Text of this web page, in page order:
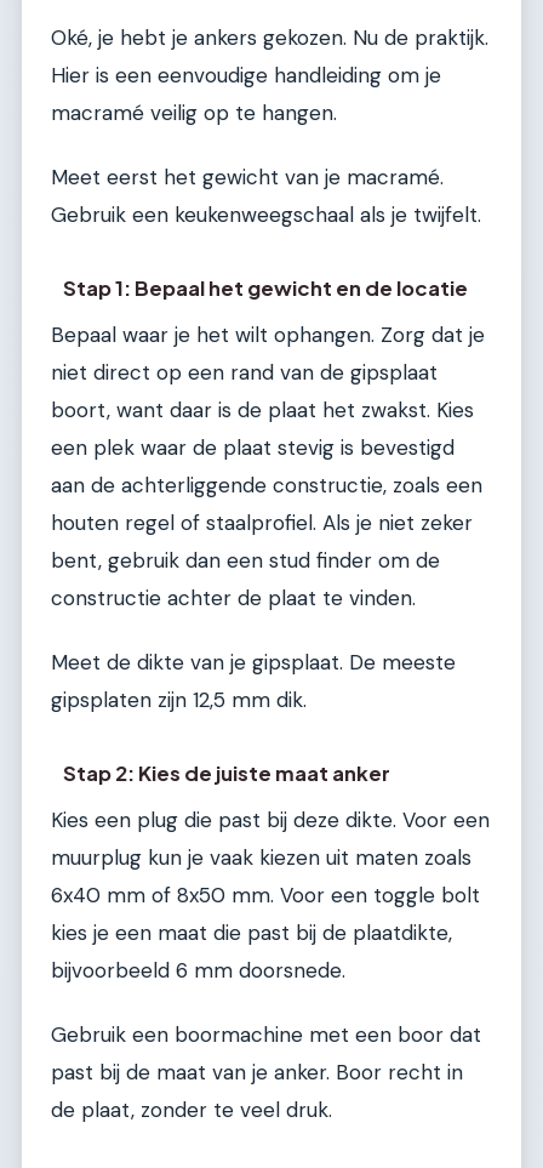
Oké, je hebt je ankers gekozen. Nu de praktijk.
Hier is een eenvoudige handleiding om je
macramé veilig op te hangen.
Meet eerst het gewicht van je macramé.
Gebruik een keukenweegschaal als je twijfelt.
Stap 1: Bepaal het gewicht en de locatie
Bepaal waar je het wilt ophangen. Zorg dat je
niet direct op een rand van de gipsplaat
boort, want daar is de plaat het zwakst. Kies
een plek waar de plaat stevig is bevestigd
aan de achterliggende constructie, zoals een
houten regel of staalprofiel. Als je niet zeker
bent, gebruik dan een stud finder om de
constructie achter de plaat te vinden.
Meet de dikte van je gipsplaat. De meeste
gipsplaten zijn 12,5 mm dik.
Stap 2: Kies de juiste maat anker
Kies een plug die past bij deze dikte. Voor een
muurplug kun je vaak kiezen uit maten zoals
6x40 mm of 8x50 mm. Voor een toggle bolt
kies je een maat die past bij de plaatdikte,
bijvoorbeeld 6 mm doorsnede.
Gebruik een boormachine met een boor dat
past bij de maat van je anker. Boor recht in
de plaat, zonder te veel druk.